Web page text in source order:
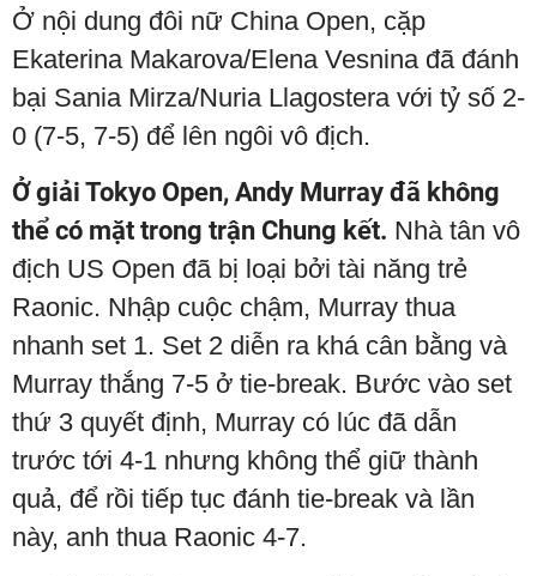
Ở nội dung đôi nữ China Open, cặp
Ekaterina Makarova/Elena Vesnina đã đánh
bại Sania Mirza/Nuria Llagostera với tỷ số 2-
0 (7-5, 7-5) để lên ngôi vô địch.
Ở giải Tokyo Open, Andy Murray đã không
thể có mặt trong trận Chung kết. Nhà tân vô
địch US Open đã bị loại bởi tài năng trẻ
Raonic. Nhập cuộc chậm, Murray thua
nhanh set 1. Set 2 diễn ra khá cân bằng và
Murray thắng 7-5 ở tie-break. Bước vào set
thứ 3 quyết định, Murray có lúc đã dẫn
trước tới 4-1 nhưng không thể giữ thành
quả, để rồi tiếp tục đánh tie-break và lần
này, anh thua Raonic 4-7.